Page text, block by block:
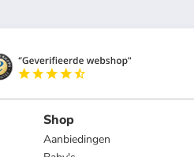
Shop
Aanbiedingen